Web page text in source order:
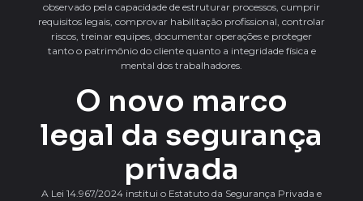
observado pela capacidade de estruturar processos, cumprir
requisitos legais, comprovar habilitação profissional, controlar
riscos, treinar equipes, documentar operações e proteger
tanto o patrimônio do cliente quanto a integridade física e
mental dos trabalhadores.
O novo marco
legal da segurança
privada
A Lei 14.967/2024 institui o Estatuto da Segurança Privada e